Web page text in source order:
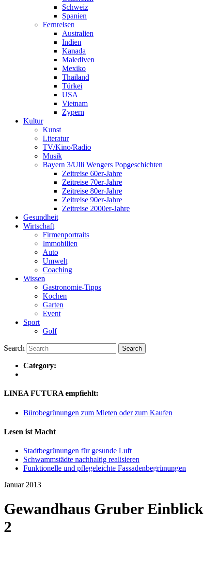
Schweiz
Spanien
Fernreisen
Australien
Indien
Kanada
Malediven
Mexiko
Thailand
Türkei
USA
Vietnam
Zypern
Kultur
Kunst
Literatur
TV/Kino/Radio
Musik
Bayern 3/Ulli Wengers Popgeschichten
Zeitreise 60er-Jahre
Zeitreise 70er-Jahre
Zeitreise 80er-Jahre
Zeitreise 90er-Jahre
Zeitreise 2000er-Jahre
Gesundheit
Wirtschaft
Firmenportraits
Immobilien
Auto
Umwelt
Coaching
Wissen
Gastronomie-Tipps
Kochen
Garten
Event
Sport
Golf
Search
Category:
LINEA FUTURA empfiehlt:
Bürobegrünungen zum Mieten oder zum Kaufen
Lesen ist Macht
Stadtbegrünungen für gesunde Luft
Schwammstädte nachhaltig realisieren
Funktionelle und pflegeleichte Fassadenbegrünungen
Januar 2013
Gewandhaus Gruber Einblick
2